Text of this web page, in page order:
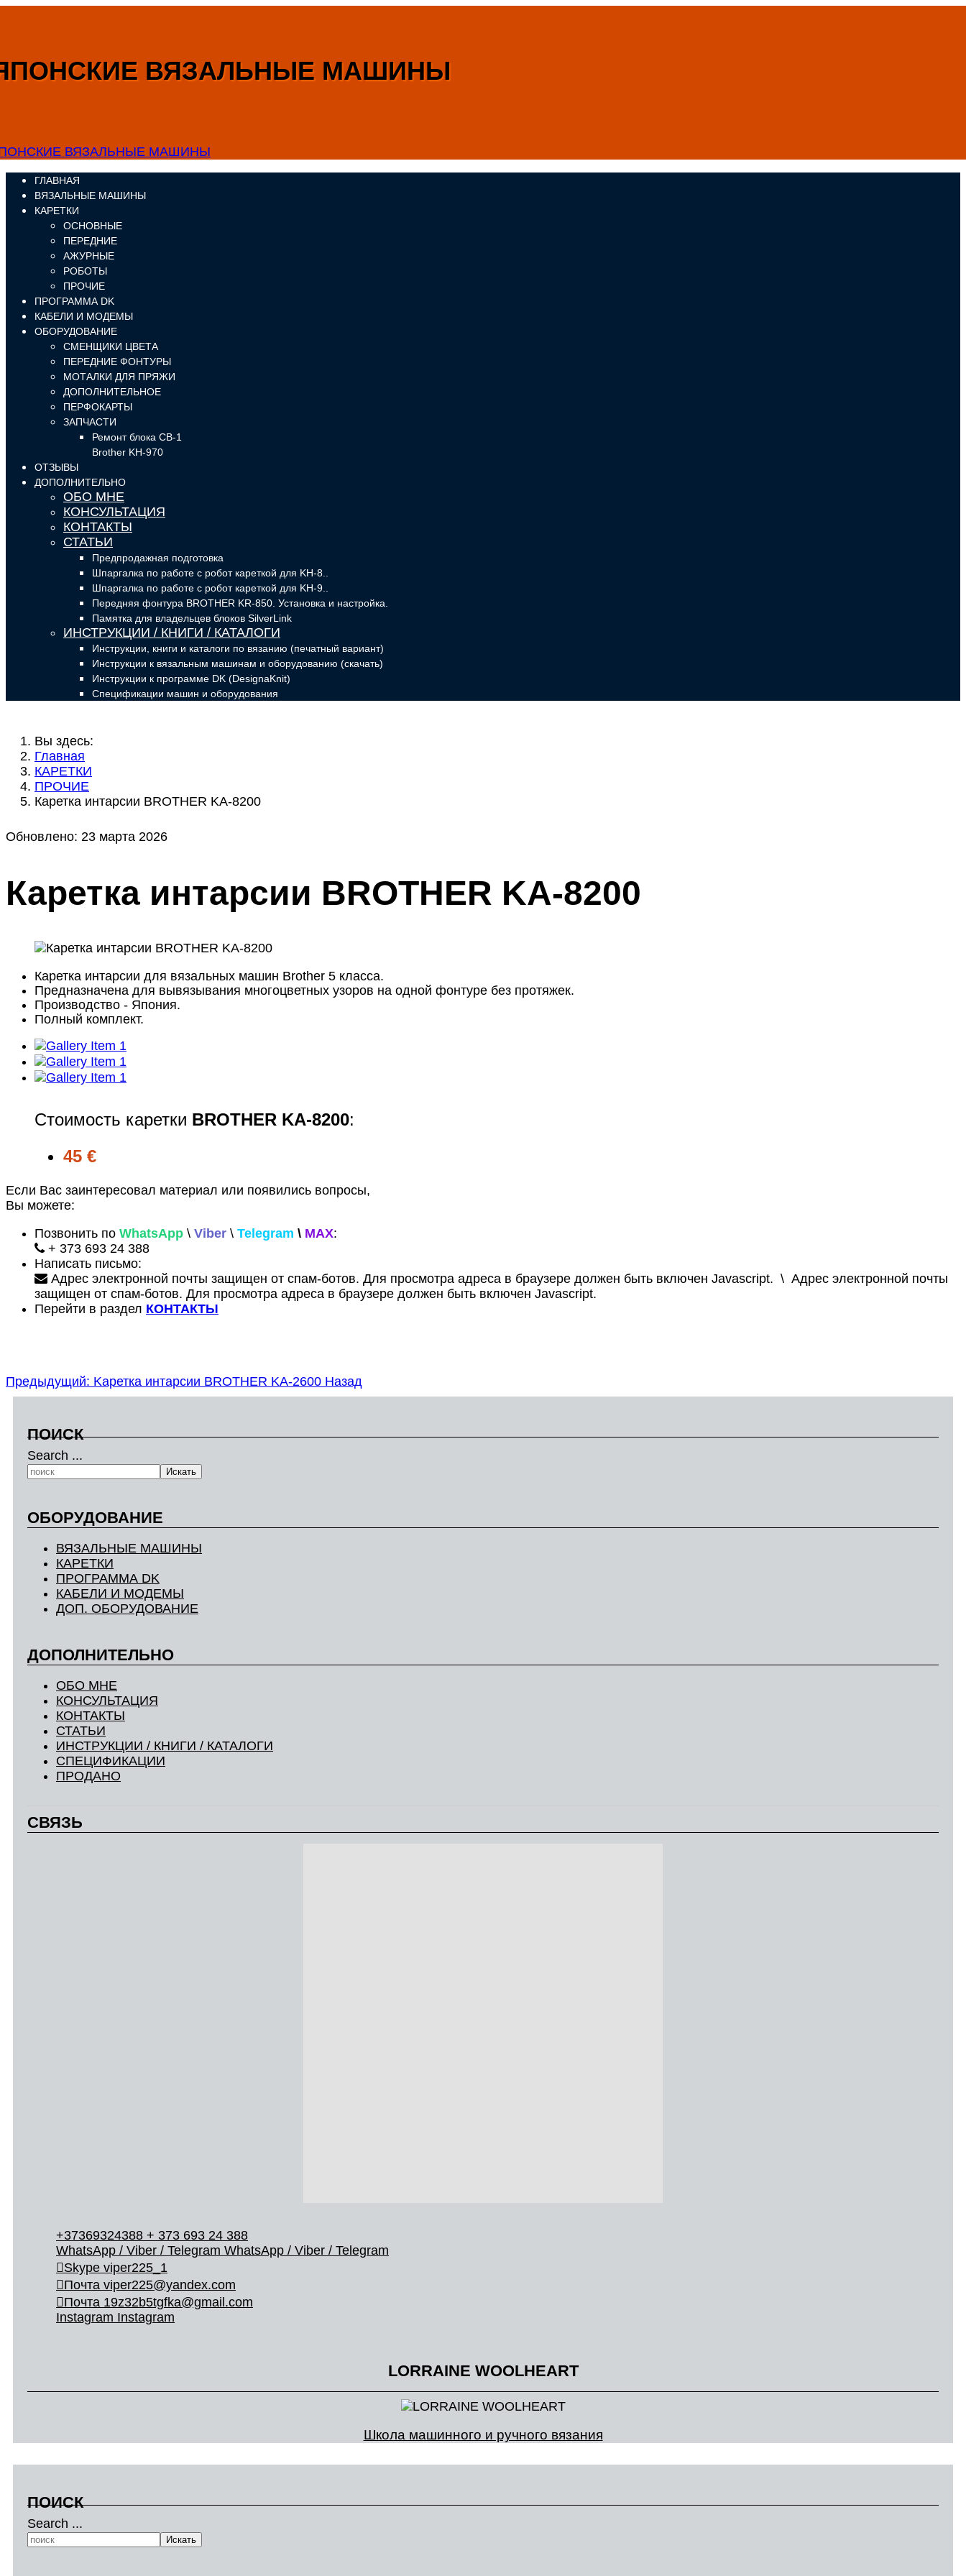
ВЯЗАЛЬНЫЕ МАШИНЫ
ГЛАВНАЯ
ВЯЗАЛЬНЫЕ МАШИНЫ
КАРЕТКИ
ОСНОВНЫЕ
ПЕРЕДНИЕ
АЖУРНЫЕ
РОБОТЫ
ПРОЧИЕ
ПРОГРАММА DK
КАБЕЛИ И МОДЕМЫ
ОБОРУДОВАНИЕ
СМЕНЩИКИ ЦВЕТА
ПЕРЕДНИЕ ФОНТУРЫ
МОТАЛКИ ДЛЯ ПРЯЖИ
ДОПОЛНИТЕЛЬНОЕ
ПЕРФОКАРТЫ
ЗАПЧАСТИ
Ремонт блока CB-1
Brother KH-970
ОТЗЫВЫ
ДОПОЛНИТЕЛЬНО
ОБО МНЕ
КОНСУЛЬТАЦИЯ
КОНТАКТЫ
СТАТЬИ
Предпродажная подготовка
Шпаргалка по работе с робот кареткой для KH-8..
Шпаргалка по работе с робот кареткой для KH-9..
Передняя фонтура BROTHER KR-850. Установка и настройка.
Памятка для владельцев блоков SilverLink
ИНСТРУКЦИИ / КНИГИ / КАТАЛОГИ
Инструкции, книги и каталоги по вязанию (печатный вариант)
Инструкции к вязальным машинам и оборудованию (скачать)
Инструкции к программе DK (DesignaKnit)
Спецификации машин и оборудования
Вы здесь:
Главная
КАРЕТКИ
ПРОЧИЕ
Каретка интарсии BROTHER KA-8200
Обновлено: 23 марта 2026
Каретка интарсии BROTHER KA-8200
Каретка интарсии для вязальных машин Brother 5 класса.
Предназначена для вывязывания многоцветных узоров на одной фонтуре без протяжек.
Производство - Япония.
Полный комплект.
Стоимость каретки BROTHER KA-8200:
45 €
Если Вас заинтересовал материал или появились вопросы,
Вы можете:
Позвонить по WhatsApp \ Viber \ Telegram \ MAX:
+ 373 693 24 388
Написать письмо:
Адрес электронной почты защищен от спам-ботов. Для просмотра адреса в браузере должен быть включен Javascript. \ Адрес электронной почты
защищен от спам-ботов. Для просмотра адреса в браузере должен быть включен Javascript.
Перейти в раздел КОНТАКТЫ
Предыдущий: Kаретка интарсии BROTHER KA-2600 Назад
ПОИСК
Search ...
Искать
ОБОРУДОВАНИЕ
ВЯЗАЛЬНЫЕ МАШИНЫ
КАРЕТКИ
ПРОГРАММА DK
КАБЕЛИ И МОДЕМЫ
ДОП. ОБОРУДОВАНИЕ
ДОПОЛНИТЕЛЬНО
ОБО МНЕ
КОНСУЛЬТАЦИЯ
КОНТАКТЫ
СТАТЬИ
ИНСТРУКЦИИ / КНИГИ / КАТАЛОГИ
СПЕЦИФИКАЦИИ
ПРОДАНО
СВЯЗЬ
+37369324388 + 373 693 24 388
WhatsApp / Viber / Telegram WhatsApp / Viber / Telegram
Skype viper225_1
Почта viper225@yandex.com
Почта 19z32b5tgfka@gmail.com
Instagram Instagram
LORRAINE WOOLHEART
Школа машинного и ручного вязания
ПОИСК
Search ...
Искать